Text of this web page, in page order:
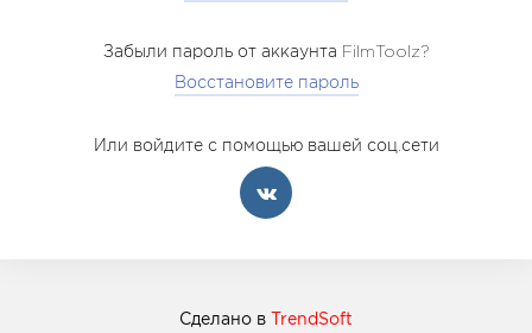
Забыли пароль от аккаунта FilmToolz?
Восстановите пароль
Или войдите с помощью вашей соц.сети
Сделано в TrendSoft